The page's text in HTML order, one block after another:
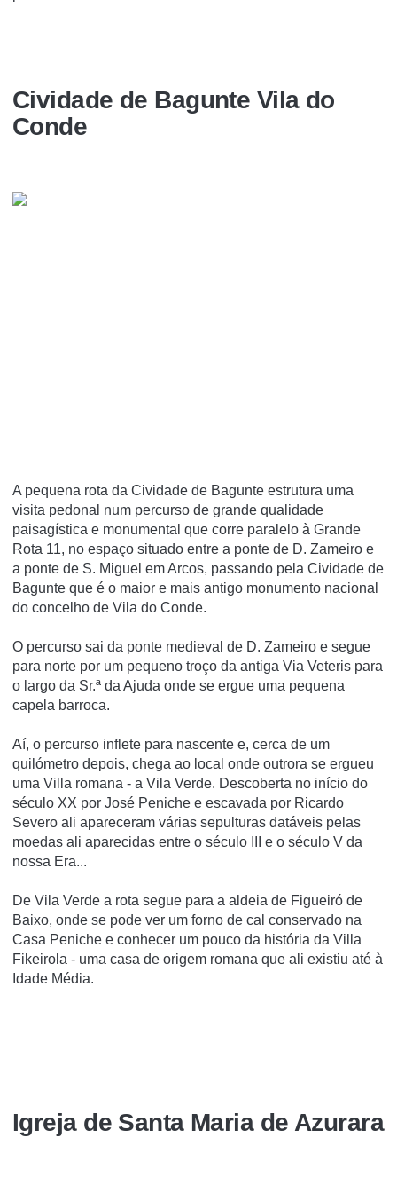
Cividade de Bagunte Vila do
Conde
A pequena rota da Cividade de Bagunte estrutura uma
visita pedonal num percurso de grande qualidade
paisagística e monumental que corre paralelo à Grande
Rota 11, no espaço situado entre a ponte de D. Zameiro e
a ponte de S. Miguel em Arcos, passando pela Cividade de
Bagunte que é o maior e mais antigo monumento nacional
do concelho de Vila do Conde.
O percurso sai da ponte medieval de D. Zameiro e segue
para norte por um pequeno troço da antiga Via Veteris para
o largo da Sr.ª da Ajuda onde se ergue uma pequena
capela barroca.
Aí, o percurso inflete para nascente e, cerca de um
quilómetro depois, chega ao local onde outrora se ergueu
uma Villa romana - a Vila Verde. Descoberta no início do
século XX por José Peniche e escavada por Ricardo
Severo ali apareceram várias sepulturas datáveis pelas
moedas ali aparecidas entre o século III e o século V da
nossa Era...
De Vila Verde a rota segue para a aldeia de Figueiró de
Baixo, onde se pode ver um forno de cal conservado na
Casa Peniche e conhecer um pouco da história da Villa
Fikeirola - uma casa de origem romana que ali existiu até à
Idade Média.
Igreja de Santa Maria de Azurara